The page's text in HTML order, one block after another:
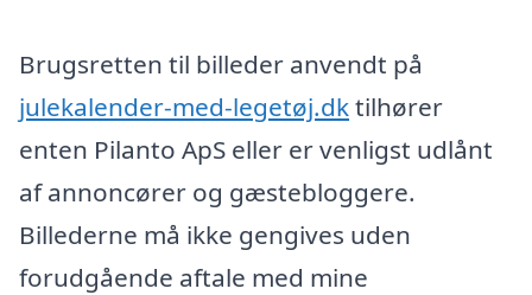
Brugsretten til billeder anvendt på
julekalender-med-legetøj.dktilhører
enten Pilanto ApS eller er venligst udlånt
af annoncører og gæstebloggere.
Billederne må ikke gengives uden
forudgående aftale med mine